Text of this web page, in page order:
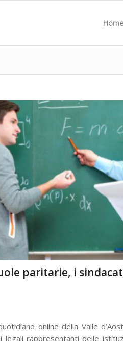
paritarie, i
online della Valle
rappresentanti delle